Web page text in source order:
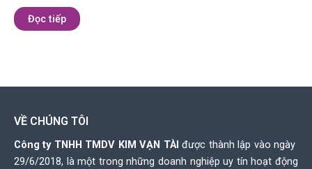
Được
xếp
hạng
0
Đọc tiếp
VỀ CHÚNG TÔI
Công ty TNHH TMDV KIM VẠN TÀI được thành lập vào ngày
29/6/2018, là một trong những doanh nghiệp uy tín hoạt động